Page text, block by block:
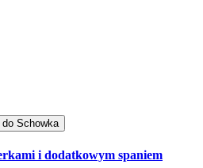
do Schowka
i dodatkowym spaniem